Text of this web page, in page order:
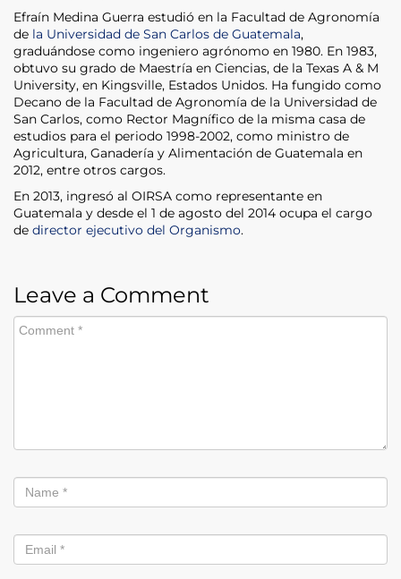
Efraín Medina Guerra estudió en la Facultad de Agronomía
de la Universidad de San Carlos de Guatemala,
graduándose como ingeniero agrónomo en 1980. En 1983,
obtuvo su grado de Maestría en Ciencias, de la Texas A & M
University, en Kingsville, Estados Unidos. Ha fungido como
Decano de la Facultad de Agronomía de la Universidad de
San Carlos, como Rector Magnífico de la misma casa de
estudios para el periodo 1998-2002, como ministro de
Agricultura, Ganadería y Alimentación de Guatemala en
2012, entre otros cargos.
En 2013, ingresó al OIRSA como representante en
Guatemala y desde el 1 de agosto del 2014 ocupa el cargo
de director ejecutivo del Organismo.
Leave a Comment